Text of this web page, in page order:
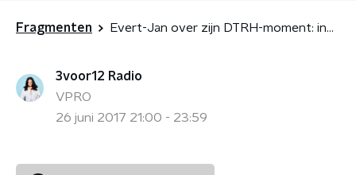
Fragmenten Evert-Jan over zijn DTRH-moment: ineens sta je op het podium met Typhoon!
3voor12 Radio
VPRO
26 juni 2017 21:00 - 23:59